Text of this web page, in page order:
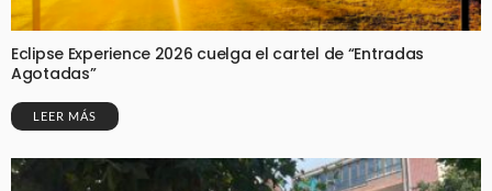
Eclipse Experience 2026 cuelga el cartel de “Entradas
Agotadas”
LEER MÁS